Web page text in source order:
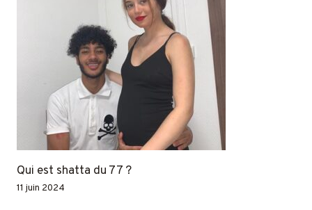
Qui est shatta du 77 ?
11 juin 2024